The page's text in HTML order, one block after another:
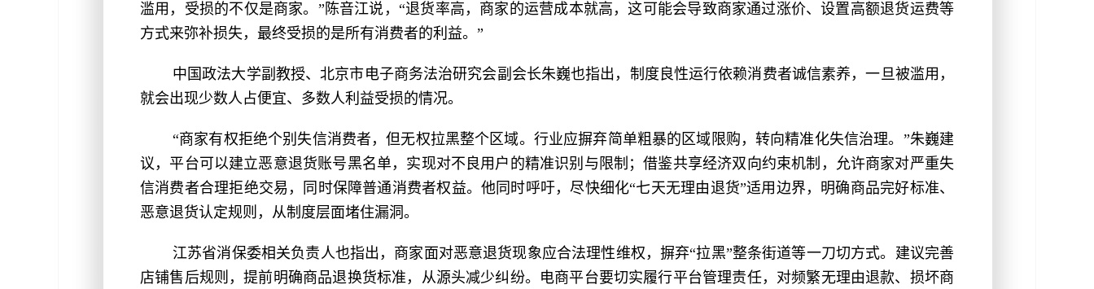
滥用，受损的不仅是商家。”陈音江说，“退货率高，商家的运营成本就高，这可能会导致商家通过涨价、设置高额退货运费等
方式来弥补损失，最终受损的是所有消费者的利益。”
中国政法大学副教授、北京市电子商务法治研究会副会长朱巍也指出，制度良性运行依赖消费者诚信素养，一旦被滥用，
就会出现少数人占便宜、多数人利益受损的情况。
“商家有权拒绝个别失信消费者，但无权拉黑整个区域。行业应摒弃简单粗暴的区域限购，转向精准化失信治理。”朱巍建
议，平台可以建立恶意退货账号黑名单，实现对不良用户的精准识别与限制；借鉴共享经济双向约束机制，允许商家对严重失
信消费者合理拒绝交易，同时保障普通消费者权益。他同时呼吁，尽快细化“七天无理由退货”适用边界，明确商品完好标准、
恶意退货认定规则，从制度层面堵住漏洞。
江苏省消保委相关负责人也指出，商家面对恶意退货现象应合法理性维权，摒弃“拉黑”整条街道等一刀切方式。建议完善
店铺售后规则，提前明确商品退换货标准，从源头减少纠纷。电商平台要切实履行平台管理责任，对频繁无理由退款、损坏商